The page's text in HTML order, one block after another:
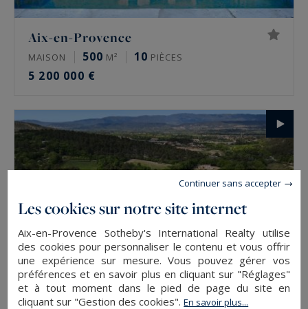
Aix-en-Provence
MAISON 500 M² 10 PIÈCES
5 200 000 €
Les cookies sur notre site internet
Aix-en-Provence Sotheby's International Realty utilise
des cookies pour personnaliser le contenu et vous offrir
une expérience sur mesure. Vous pouvez gérer vos
préférences et en savoir plus en cliquant sur "Réglages"
et à tout moment dans le pied de page du site en
cliquant sur "Gestion des cookies".En savoir plus...
Continuer sans accepter